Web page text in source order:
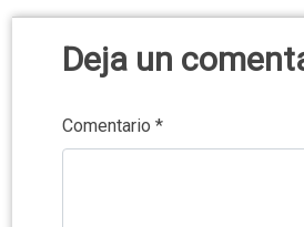
Deja un
Comentario *